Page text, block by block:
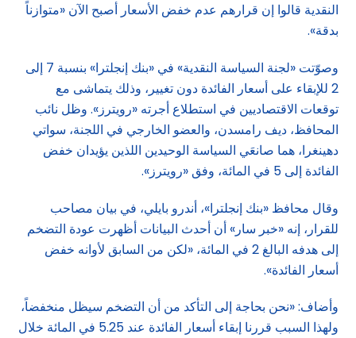
النقدية قالوا إن قرارهم عدم خفض الأسعار أصبح الآن «متوازناً
بدقة».
وصوّتت «لجنة السياسة النقدية» في «بنك إنجلترا» بنسبة 7 إلى
2 للإبقاء على أسعار الفائدة دون تغيير، وذلك يتماشى مع
توقعات الاقتصاديين في استطلاع أجرته «رويترز». وظل نائب
المحافظ، ديف رامسدن، والعضو الخارجي في اللجنة، سواتي
دهينغرا، هما صانعَي السياسة الوحيدين اللذين يؤيدان خفض
الفائدة إلى 5 في المائة، وفق «رويترز».
وقال محافظ «بنك إنجلترا»، أندرو بايلي، في بيان مصاحب
للقرار، إنه «خبر سار» أن أحدث البيانات أظهرت عودة التضخم
إلى هدفه البالغ 2 في المائة، «لكن من السابق لأوانه خفض
أسعار الفائدة».
وأضاف: «نحن بحاجة إلى التأكد من أن التضخم سيظل منخفضاً،
ولهذا السبب قررنا إبقاء أسعار الفائدة عند 5.25 في المائة خلال